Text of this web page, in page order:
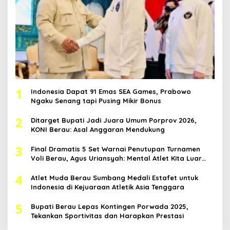
1
Indonesia Dapat 91 Emas SEA Games, Prabowo
Ngaku Senang tapi Pusing Mikir Bonus
2
Ditarget Bupati Jadi Juara Umum Porprov 2026,
KONI Berau: Asal Anggaran Mendukung
3
Final Dramatis 5 Set Warnai Penutupan Turnamen
Voli Berau, Agus Uriansyah: Mental Atlet Kita Luar
4
Atlet Muda Berau Sumbang Medali Estafet untuk
Indonesia di Kejuaraan Atletik Asia Tenggara
5
Bupati Berau Lepas Kontingen Porwada 2025,
Tekankan Sportivitas dan Harapkan Prestasi